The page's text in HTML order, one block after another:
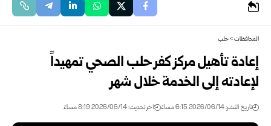
المحافظات>حلب
إعادة تأهيل مركز كفر حلب الصحي تمهيداً
لإعادته إلى الخدمة خلال شهر
تاريخ النشر: 2026/06/14 6:15 مساءً اخر تحديث: 2026/06/14 8:19 مساءً